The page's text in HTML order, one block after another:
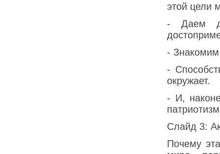
этой цели
- Даем
- Знакомим
-
окружает.
- И,
Слайд 3:
Почему